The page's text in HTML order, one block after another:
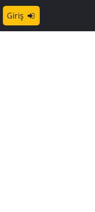
Giriş